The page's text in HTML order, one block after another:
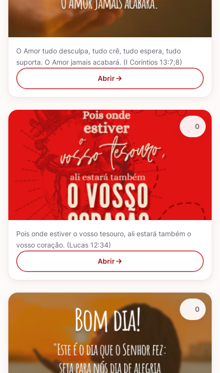
O Amor tudo desculpa, tudo crê, tudo espera, tudo
suporta. O Amor jamais acabará. (I Coríntios 13:7;8)
Abrir
Pois onde estiver o vosso tesouro, ali estará também o
vosso coração. (Lucas 12:34)
Abrir
0
0